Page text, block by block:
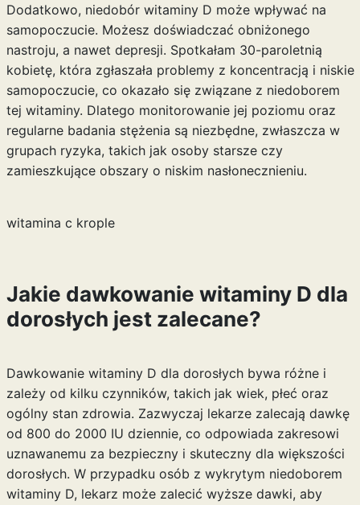
Dodatkowo, niedobór witaminy D może wpływać na
samopoczucie. Możesz doświadczać obniżonego
nastroju, a nawet depresji. Spotkałam 30-paroletnią
kobietę, która zgłaszała problemy z koncentracją i niskie
samopoczucie, co okazało się związane z niedoborem
tej witaminy. Dlatego monitorowanie jej poziomu oraz
regularne badania stężenia są niezbędne, zwłaszcza w
grupach ryzyka, takich jak osoby starsze czy
zamieszkujące obszary o niskim nasłonecznieniu.
witamina c krople
Jakie dawkowanie witaminy D dla
dorosłych jest zalecane?
Dawkowanie witaminy D dla dorosłych bywa różne i
zależy od kilku czynników, takich jak wiek, płeć oraz
ogólny stan zdrowia. Zazwyczaj lekarze zalecają dawkę
od 800 do 2000 IU dziennie, co odpowiada zakresowi
uznawanemu za bezpieczny i skuteczny dla większości
dorosłych. W przypadku osób z wykrytym niedoborem
witaminy D, lekarz może zalecić wyższe dawki, aby